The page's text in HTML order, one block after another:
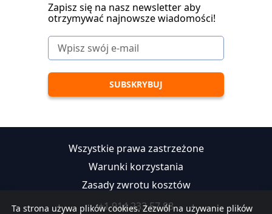
Ta strona używa plików cookies. Zezwól na używanie plików
Zapisz się na nasz newsletter aby
otrzymywać najnowsze wiadomości!
Wszystkie prawa zastrzeżone
Warunki korzystania
Zasady zwrotu kosztów
+1 914 233 57 88